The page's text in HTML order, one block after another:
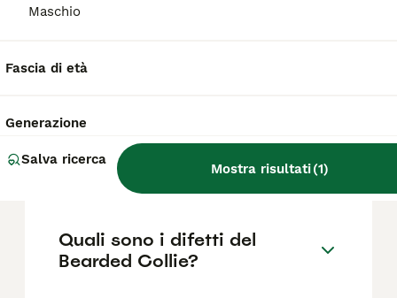
Maschio
Fascia di età
Generazione
Salva ricerca
Mostra risultati(1)
Quanto dura la vita di un
Qual è il carattere del
Bearded Collie?
Quali sono i difetti del
Bearded Collie?